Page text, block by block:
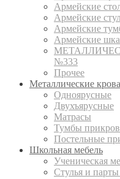
Армейские
Армейские
Армейские
Армейские
№333
Прочее
Металлические
Одноярусные
Двухъярусные
Матрасы
Тумбы
Постельные
Школьная мебель
Ученическая
Стулья и